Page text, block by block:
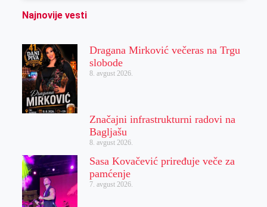
Najnovije vesti
Dragana Mirković večeras na Trgu
slobode
8. avgust 2026.
Značajni infrastrukturni radovi na
Bagljašu
8. avgust 2026.
Sasa Kovačević priređuje veče za
pamćenje
7. avgust 2026.